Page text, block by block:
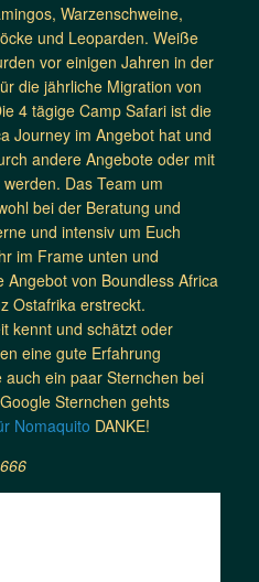
Warzenschweine,
und Leoparden. Weiße
vor einigen Jahren in der
die jährliche Migration von
4 tägige Camp Safari ist die
Journey im Angebot hat und
andere Angebote oder mit
Das Team um
bei der Beratung und
und intensiv um Euch
im Frame unten und
von Boundless Africa
Ostafrika erstreckt.
kennt und schätzt oder
eine gute Erfahrung
ein paar Sternchen bei
Sternchen gehts
Nomaquito DANKE!